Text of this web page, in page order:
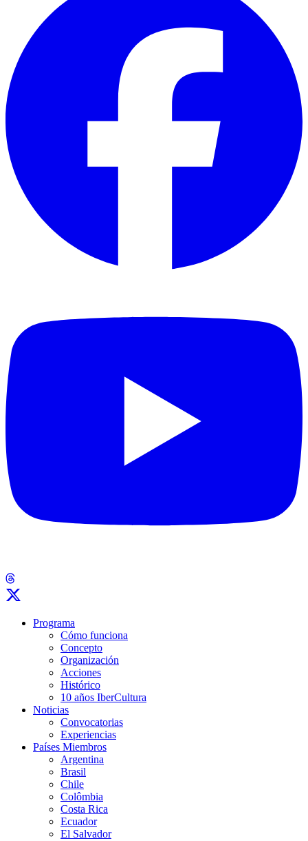
Programa
Cómo funciona
Concepto
Organización
Acciones
Histórico
10 años IberCultura
Noticias
Convocatorias
Experiencias
Países Miembros
Argentina
Brasil
Chile
Colômbia
Costa Rica
Ecuador
El Salvador